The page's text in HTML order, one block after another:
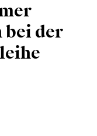
bei der